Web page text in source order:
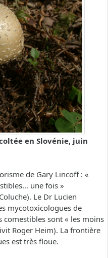
en Slovénie, juin
de Gary Lincoff : «
une fois »
Le Dr Lucien
mycotoxicologues de
comestibles sont « les moins
Roger Heim). La frontière
est très floue.